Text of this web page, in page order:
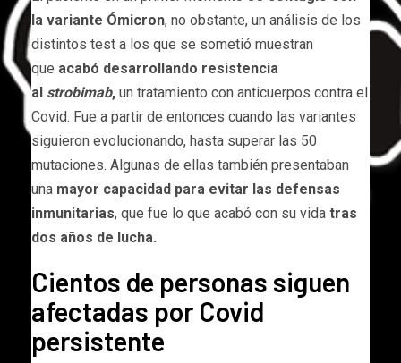
la variante Ómicron, no obstante, un análisis de los
distintos test a los que se sometió muestran
que acabó desarrollando resistencia
al strobimab, un tratamiento con anticuerpos contra el
Covid. Fue a partir de entonces cuando las variantes
siguieron evolucionando, hasta superar las 50
mutaciones. Algunas de ellas también presentaban
una mayor capacidad para evitar las defensas
inmunitarias, que fue lo que acabó con su vida tras
dos años de lucha.
Cientos de personas siguen
afectadas por Covid
persistente